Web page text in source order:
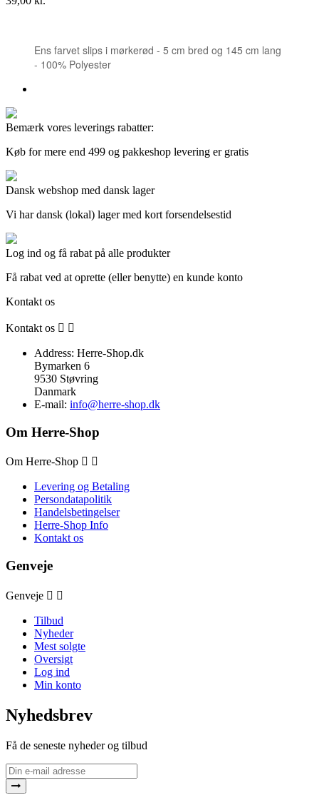
Ens farvet slips i mørkerød - 5 cm bred og 145 cm lang
- 100% Polyester
Bemærk vores leverings rabatter:
Køb for mere end 499 og pakkeshop levering er gratis
Dansk webshop med dansk lager
Vi har dansk (lokal) lager med kort forsendelsestid
Log ind og få rabat på alle produkter
Få rabat ved at oprette (eller benytte) en kunde konto
Kontakt os
Kontakt os  
Address: Herre-Shop.dk
Bymarken 6
9530 Støvring
Danmark
E-mail: info@herre-shop.dk
Om Herre-Shop
Om Herre-Shop  
Levering og Betaling
Persondatapolitik
Handelsbetingelser
Herre-Shop Info
Kontakt os
Genveje
Genveje  
Tilbud
Nyheder
Mest solgte
Oversigt
Log ind
Min konto
Nyhedsbrev
Få de seneste nyheder og tilbud